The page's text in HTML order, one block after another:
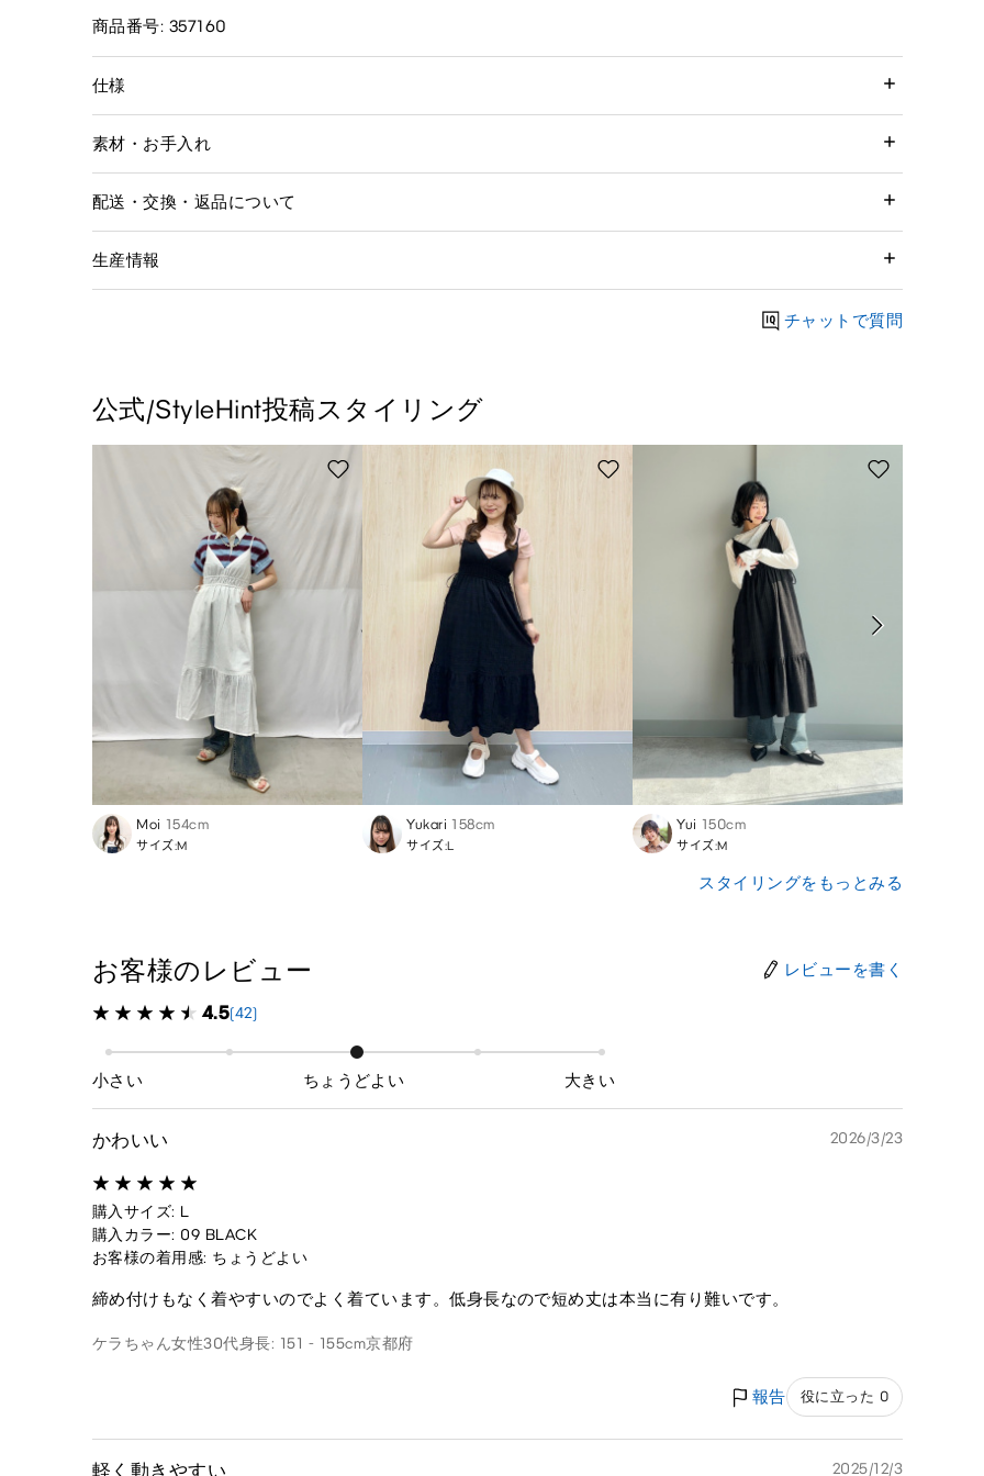
商品番号: 357160
仕様
素材・お手入れ
配送・交換・返品について
生産情報
チャットで質問
公式/StyleHint投稿スタイリング
Moi 154cm
サイズ:M
Yukari 158cm
サイズ:L
Yui 150cm
サイズ:M
スタイリングをもっとみる
お客様のレビュー レビューを書く
4.5(42)
小さい ちょうどよい 大きい
かわいい 2026/3/23
購入サイズ: L
購入カラー: 09 BLACK
お客様の着用感: ちょうどよい
締め付けもなく着やすいのでよく着ています。低身長なので短め丈は本当に有り難いです。
ケラちゃん女性30代身長: 151 - 155cm京都府
報告 役に立った 0
軽く動きやすい 2025/12/3